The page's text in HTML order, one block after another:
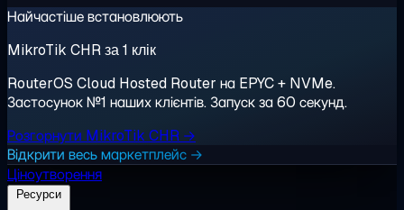
Найчастіше встановлюють
MikroTik CHR за 1 клік
RouterOS Cloud Hosted Router на EPYC + NVMe.
Застосунок №1 наших клієнтів. Запуск за 60 секунд.
Розгорнути MikroTik CHR →
Відкрити весь маркетплейс →
Ціноутворення